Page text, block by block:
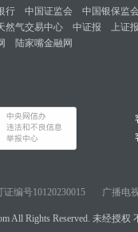
行 中国证监会 中国银保监
然气交易中心
中证报 上证报
陆家嘴金融网
编号10120230015 广播电
All Rights Reserved. 未经授权